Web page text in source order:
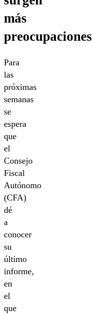
más
preocupaciones
Para
las
próximas
semanas
se
espera
que
el
Consejo
Fiscal
Autónomo
(CFA)
dé
a
conocer
su
último
informe,
en
el
que